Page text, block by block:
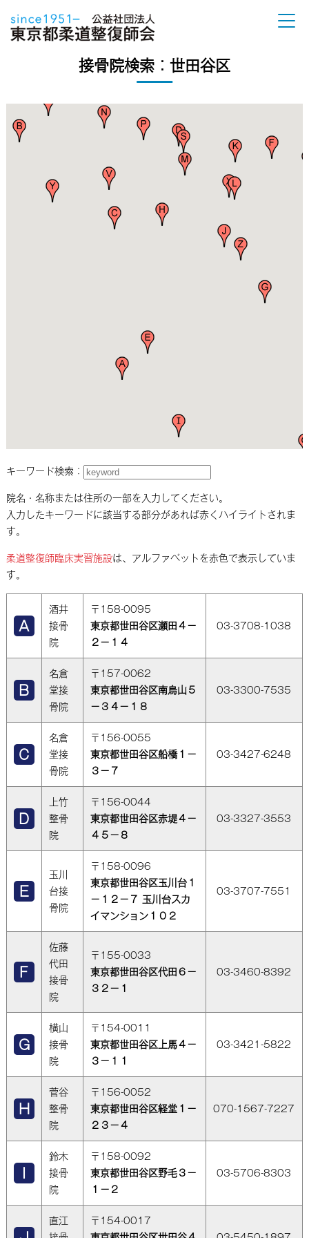
接骨院検索：世田谷区
キーワード検索：
院名・名称または住所の一部を入力してください。
入力したキーワードに該当する部分があれば赤くハイライトされま
す。
柔道整復師臨床実習施設は、アルファベットを赤色で表示していま
す。
酒井
接骨
院
〒158-0095
東京都世田谷区瀬田４－
２－１４
03-3708-1038
名倉
堂接
骨院
〒157-0062
東京都世田谷区南烏山５
－３４－１８
03-3300-7535
名倉
堂接
骨院
〒156-0055
東京都世田谷区船橋１－
３－７
03-3427-6248
上竹
整骨
院
〒156-0044
東京都世田谷区赤堤４－
４５－８
03-3327-3553
玉川
台接
骨院
〒158-0096
東京都世田谷区玉川台１
－１２－７ 玉川台スカ
イマンション１０２
03-3707-7551
佐藤
代田
接骨
院
〒155-0033
東京都世田谷区代田６－
３２－１
03-3460-8392
横山
接骨
院
〒154-0011
東京都世田谷区上馬４－
３－１１
03-3421-5822
菅谷
整骨
院
〒156-0052
東京都世田谷区経堂１－
２３－４
070-1567-7227
鈴木
接骨
院
〒158-0092
東京都世田谷区野毛３－
１－２
03-5706-8303
直江
〒154-0017